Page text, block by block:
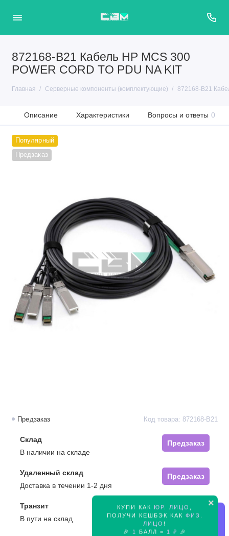
872168-B21 Кабель HP MCS 300
POWER CORD TO PDU NA KIT
Главная Серверные компоненты (комплектующие) 872168-B21
Описание Характеристики Вопросы и ответы 0
Популярный
Предзаказ
×
КУПИ КАК ЮР. ЛИЦО
ПОЛУЧИ КЕШБЭК КАК ФИЗ.
ЛИЦО !
🎉
1 БАЛЛ = 1 ₽ 🎉
Предзаказ Код товара: 872168-B21
Склад
Предзаказ
В наличии на складе
Удаленный склад
Предзаказ
Доставка в течении 1-2 дня
Транзит
Предзаказ
В пути на склад